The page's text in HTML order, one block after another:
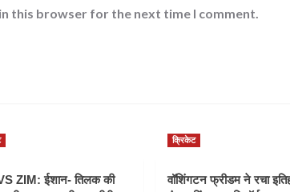
this browser for the next time I comment.
ZIM: ईशान- तिलक की
क्रिकेट
वॉशिंगटन फ्रीडम ने रचा